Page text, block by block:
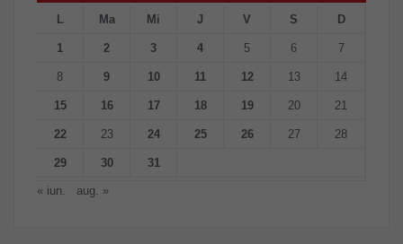
L Ma Mi J V S D
1 2 3 4 5 6 7
8 9 10 11 12 13 14
15 16 17 18 19 20 21
22 23 24 25 26 27 28
29 30 31
« iun. aug. »